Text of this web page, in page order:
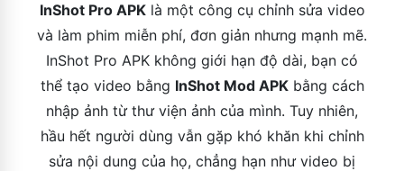
InShot Pro APKlà một công cụ chỉnh sửa video
và làm phim miễn phí, đơn giản nhưng mạnh mẽ.
InShot Pro APK không giới hạn độ dài, bạn có
thể tạo video bằng InShot Mod APKbằng cách
nhập ảnh từ thư viện ảnh của mình. Tuy nhiên,
hầu hết người dùng vẫn gặp khó khăn khi chỉnh
sửa nội dung của họ, chẳng hạn như video bị